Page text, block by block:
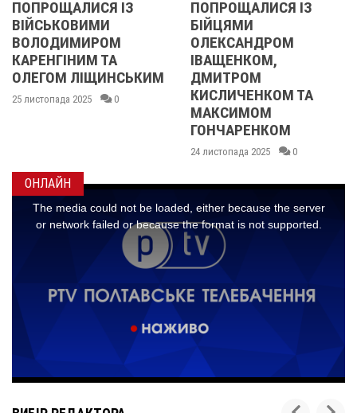
ПОПРОЩАЛИСЯ ІЗ
БІЙЦЯМИ
ОЛЕКСАНДРОМ
ІВАЩЕНКОМ,
ДМИТРОМ
КИСЛИЧЕНКОМ ТА
2013 ОЧИМА
УЧАСНИЦІ
21 листопада 2025
ОНЛАЙН